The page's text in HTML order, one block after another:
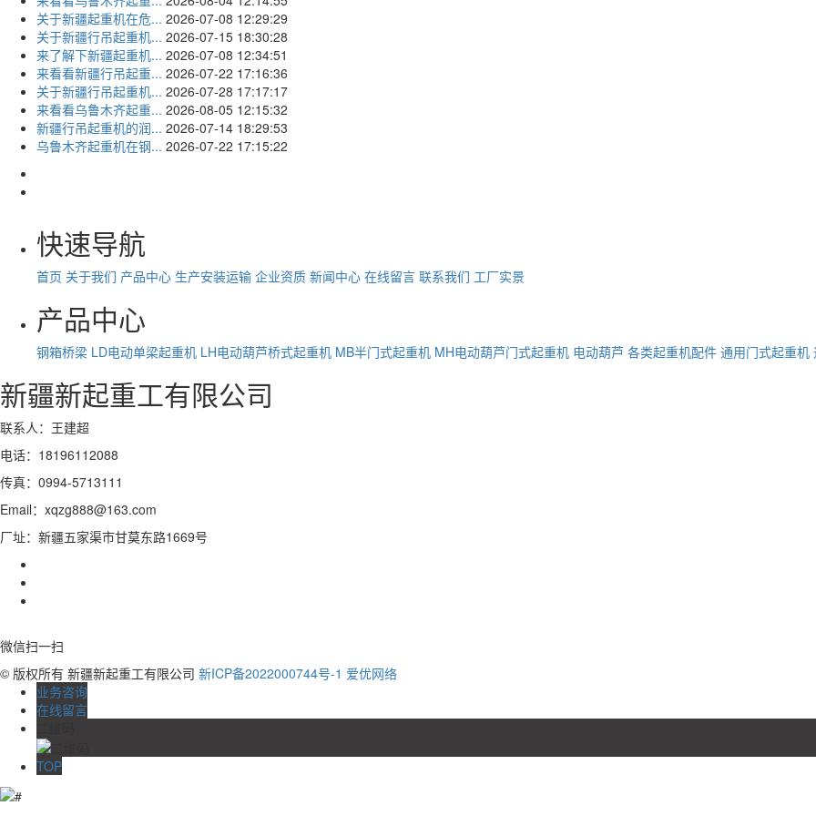
关于新疆起重机在危... 2026-07-08 12:29:29
关于新疆行吊起重机... 2026-07-15 18:30:28
来了解下新疆起重机... 2026-07-08 12:34:51
来看看新疆行吊起重... 2026-07-22 17:16:36
关于新疆行吊起重机... 2026-07-28 17:17:17
来看看乌鲁木齐起重... 2026-08-05 12:15:32
新疆行吊起重机的润... 2026-07-14 18:29:53
乌鲁木齐起重机在钢... 2026-07-22 17:15:22
快速导航
首页 关于我们 产品中心 生产安装运输 企业资质 新闻中心 在线留言 联系我们 工厂实景
产品中心
钢箱桥梁 LD电动单梁起重机 LH电动葫芦桥式起重机 MB半门式起重机 MH电动葫芦门式起重机 电动葫芦 各类起重机配件 通用门式起重机
新疆新起重工有限公司
联系人：王建超
电话：18196112088
传真：0994-5713111
Email：xqzg888@163.com
厂址：新疆五家渠市甘莫东路1669号
微信扫一扫
© 版权所有 新疆新起重工有限公司 新ICP备2022000744号-1 爱优网络
业务咨询
在线留言
TOP